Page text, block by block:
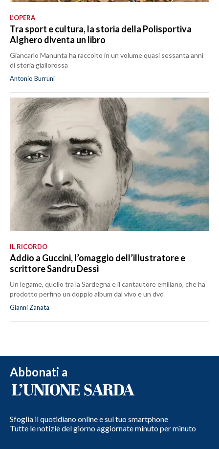
L’OPERA
Tra sport e cultura, la storia della Polisportiva
Alghero diventa un libro
Giancarlo Manunta ha raccolto in un volume quasi sessanta anni
di storia giallorossa
Antonio Burruni
IL RICORDO
Addio a Guccini, l’omaggio dell’illustratore e
scrittore Sandru Dessì
Un legame, quello tra la Sardegna e il cantautore emiliano, che ha
prodotto perfino un doppio album dal vivo e un dvd
Gianni Zanata
Abbonati a
Sfoglia il quotidiano online e sul tuo smartphone
Tutte le notizie del giorno aggiornate minuto per minuto